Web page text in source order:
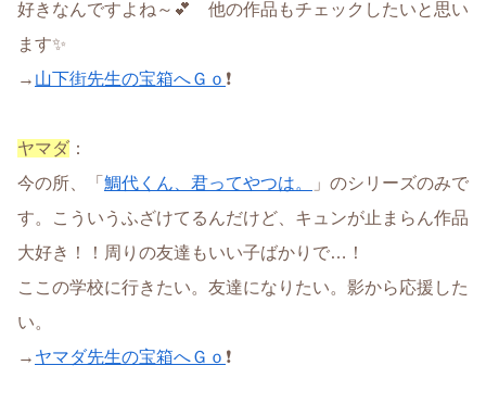
好きなんですよね～💕 他の作品もチェックしたいと思い
ます✨
→ 山下街先生の宝箱へＧｏ ❗
ヤマダ ：
今の所、「 鯛代くん、君ってやつは。
」のシリーズのみで
す。こういうふざけてるんだけど、キュンが止まらん作品
大好き！！周りの友達もいい子ばかりで…！
ここの学校に行きたい。友達になりたい。影から応援した
い。
→ ヤマダ先生の宝箱へＧｏ ❗